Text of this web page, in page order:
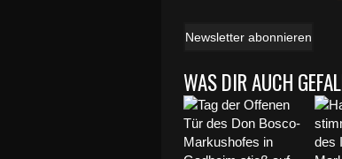
Newsletter abonnieren
WAS DIR AUCH